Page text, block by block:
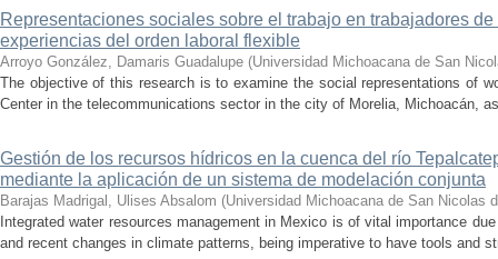
Representaciones sociales sobre el trabajo en trabajadores
experiencias del orden laboral flexible
Arroyo González, Damaris Guadalupe (Universidad Michoacana de San
The objective of this research is to examine the social representations of
Center in the telecommunications sector in the city of Morelia, Michoacán,
Gestión de los recursos hídricos en la cuenca del río
mediante la aplicación de un sistema de modelación conjunta
Barajas Madrigal, Ulises Absalom (Universidad Michoacana de San Nicolas
Integrated water resources management in Mexico is of vital importance
and recent changes in climate patterns, being imperative to have tools and